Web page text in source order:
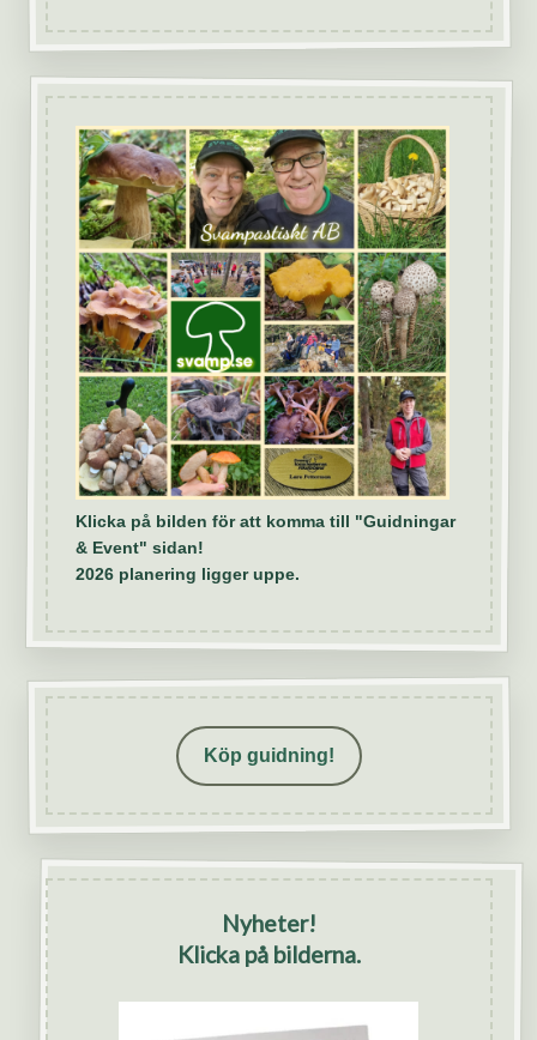
Klicka på bilden för att komma till "Guidningar
& Event" sidan!
2026 planering ligger uppe.
Köp guidning!
Nyheter!
Klicka på bilderna.